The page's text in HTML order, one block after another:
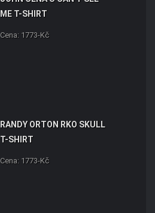
ME T-SHIRT
Cena: 1773-Kč
RANDY ORTON RKO SKULL
T-SHIRT
Cena: 1773-Kč